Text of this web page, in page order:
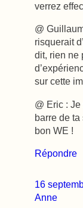
verrez
@
risquerait
dit, rien ne
sur cette
@ Eric :
barre de
bon WE !
Répondre
16
Anne